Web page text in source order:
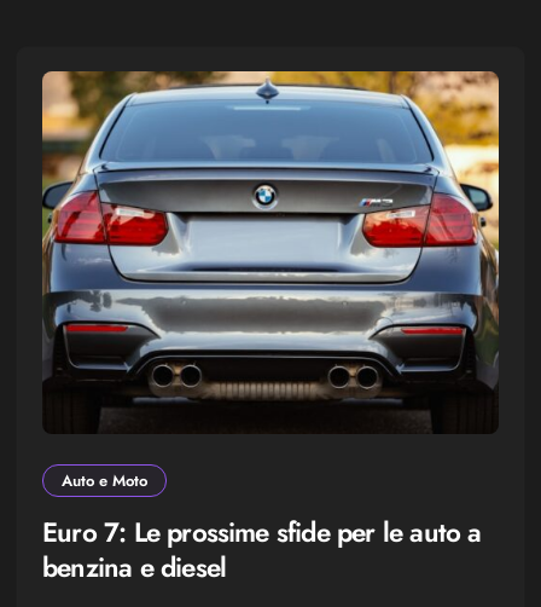
Auto e Moto
Euro 7: Le prossime sfide per le auto a
benzina e diesel